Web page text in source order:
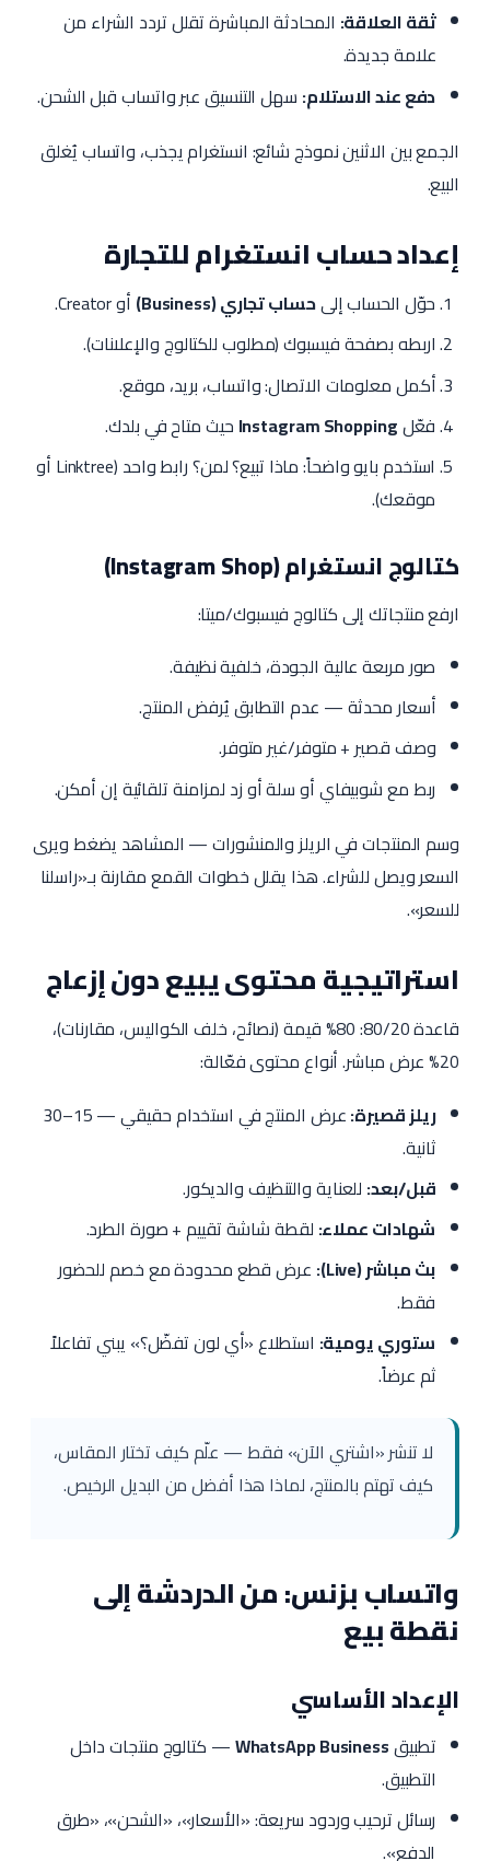
ثقة العلاقة: المحادثة المباشرة تقلل تردد الشراء من
علامة جديدة.
دفع عند الاستلام: سهل التنسيق عبر واتساب قبل الشحن.
الجمع بين الاثنين نموذج شائع: انستغرام يجذب، واتساب يُغلق
البيع.
إعداد حساب انستغرام للتجارة
حوّل الحساب إلىحساب تجاري (Business)
أو Creator.
اربطه بصفحة فيسبوك (مطلوب للكتالوج والإعلانات).
أكمل معلومات الاتصال: واتساب، بريد، موقع.
فعّلInstagram Shopping حيث متاح في بلدك.
استخدم بايو واضحاً: ماذا تبيع؟ لمن؟ رابط واحد (Linktree أو
موقعك).
كتالوج انستغرام (Instagram Shop)
ارفع منتجاتك إلى كتالوج فيسبوك/ميتا:
صور مربعة عالية الجودة، خلفية نظيفة.
أسعار محدثة — عدم التطابق يُرفض المنتج.
وصف قصير + متوفر/غير متوفر.
ربط مع شوبيفاي أو سلة أو زد لمزامنة تلقائية إن أمكن.
وسم المنتجات في الريلز والمنشورات — المشاهد يضغط ويرى
السعر ويصل للشراء. هذا يقلل خطوات القمع مقارنة بـ«راسلنا
للسعر».
استراتيجية محتوى يبيع دون إزعاج
قاعدة 80/20: 80% قيمة (نصائح، خلف الكواليس، مقارنات)،
20% عرض مباشر. أنواع محتوى فعّالة:
ريلز قصيرة:
عرض المنتج في استخدام حقيقي — 15–30
ثانية.
قبل/بعد: للعناية والتنظيف والديكور.
شهادات عملاء: لقطة شاشة تقييم + صورة الطرد.
بث مباشر (Live):
عرض قطع محدودة مع خصم للحضور
فقط.
ستوري يومية: استطلاع «أي لون تفضّل؟» يبني تفاعلاً
ثم عرضاً.
لا تنشر «اشتري الآن» فقط — علّم كيف تختار المقاس،
كيف تهتم بالمنتج، لماذا هذا أفضل من البديل الرخيص.
واتساب بزنس: من الدردشة إلى
نقطة بيع
الإعداد الأساسي
تطبيقWhatsApp Business— كتالوج منتجات داخل
التطبيق.
رسائل ترحيب وردود سريعة: «الأسعار»، «الشحن»، «طرق
الدفع».